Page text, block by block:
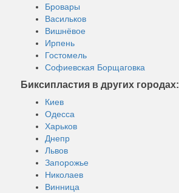
Бровары
Васильков
Вишнёвое
Ирпень
Гостомель
Софиевская Борщаговка
Биксипластия в других городах:
Киев
Одесса
Харьков
Днепр
Львов
Запорожье
Николаев
Винница